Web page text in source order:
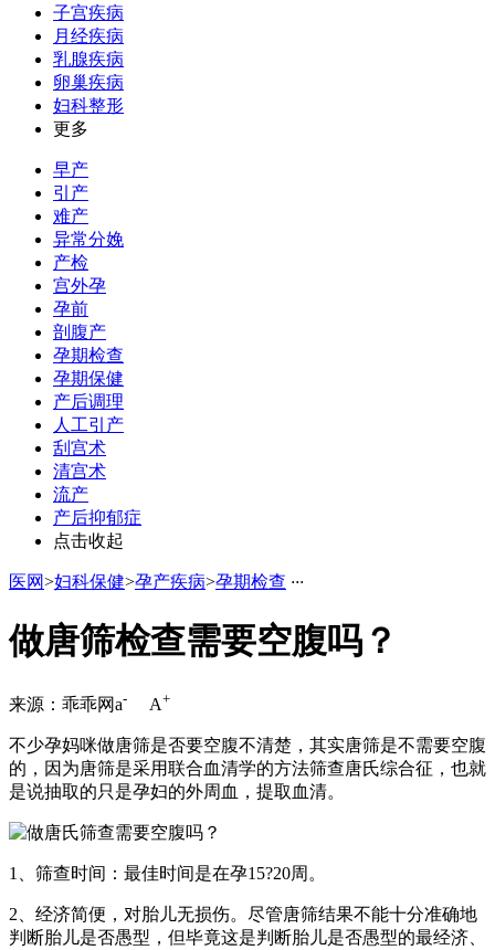
子宫疾病
月经疾病
乳腺疾病
卵巢疾病
妇科整形
更多
早产
引产
难产
异常分娩
产检
宫外孕
孕前
剖腹产
孕期检查
孕期保健
产后调理
人工引产
刮宫术
清宫术
流产
产后抑郁症
点击收起
医网>妇科保健>孕产疾病>孕期检查 ···
做唐筛检查需要空腹吗？
来源：乖乖网a- A+
不少孕妈咪做唐筛是否要空腹不清楚，其实唐筛是不需要空腹
的，因为唐筛是采用联合血清学的方法筛查唐氏综合征，也就
是说抽取的只是孕妇的外周血，提取血清。
1、筛查时间：最佳时间是在孕15?20周。
2、经济简便，对胎儿无损伤。尽管唐筛结果不能十分准确地
判断胎儿是否愚型，但毕竟这是判断胎儿是否愚型的最经济、